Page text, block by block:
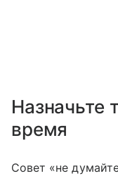
Назначьте
время
Совет «не